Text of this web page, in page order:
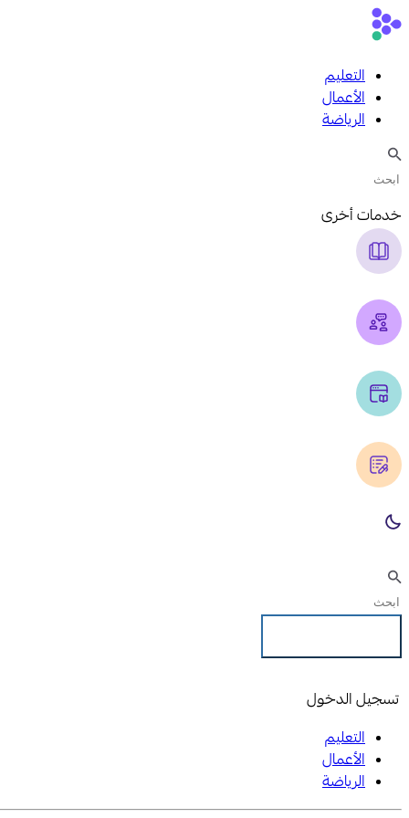
التعليم
الأعمال
الرياضة
خدمات أخرى
تسجيل الدخول
التعليم
الأعمال
الرياضة